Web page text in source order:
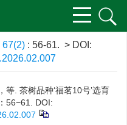
67(2) : 56-61. > DOI:
. 茶树品种‘福茗10号’选育
56−61.
DOI: